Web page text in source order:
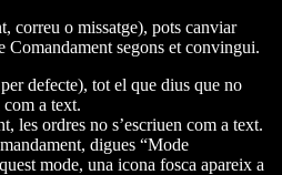
correu o missatge), pots canviar
segons et convingui.
defecte), tot el que dius que no
com a text.
les ordres no s’escriuen com a text.
digues “Mode
mode, una icona fosca apareix a